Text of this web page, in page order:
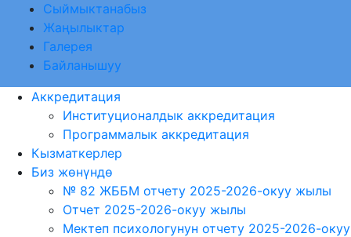
Сыймыктанабыз
Жаңылыктар
Галерея
Байланышуу
Аккредитация
Институционалдык аккредитация
Программалык аккредитация
Кызматкерлер
Биз жөнүндө
№ 82 ЖББМ отчету 2025-2026-окуу жылы
Отчет 2025-2026-окуу жылы
Мектеп психологунун отчету 2025-2026-окуу